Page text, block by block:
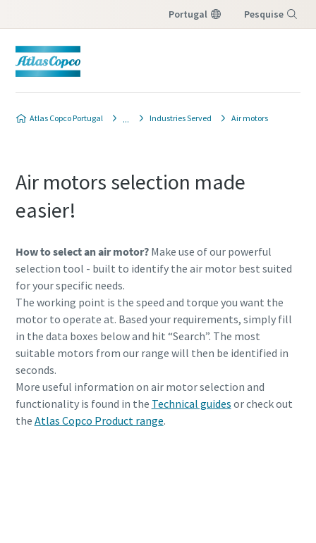
Portugal Pesquise
Atlas Copco Portugal Industries Served Air motors
Air motors selection made
easier!
How to select an air motor?Make use of our powerful
selection tool - built to identify the air motor best suited
for your specific needs.
The working point is the speed and torque you want the
motor to operate at. Based your requirements, simply fill
in the data boxes below and hit “Search”. The most
suitable motors from our range will then be identified in
seconds.
More useful information on air motor selection and
functionality is found in the Technical guides or check out
the Atlas Copco Product range.